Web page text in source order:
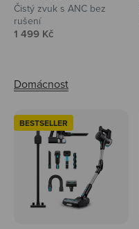
Čistý zvuk s ANC bez
rušení
Prodejní cena
1 499 Kč
BESTSELLER